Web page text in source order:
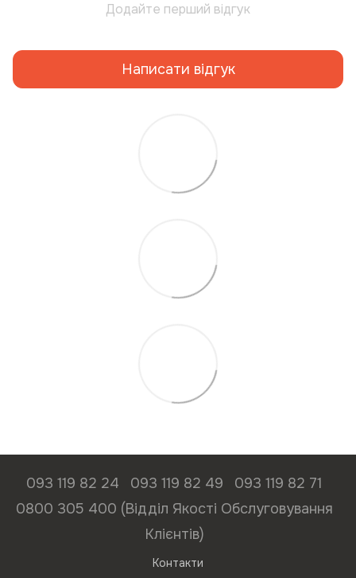
Додайте перший відгук
Написати відгук
093 119 82 24 093 119 82 49
093 119 82 71
0800 305 400 (Відділ Якості Обслуговування
Клієнтів)
Контакти